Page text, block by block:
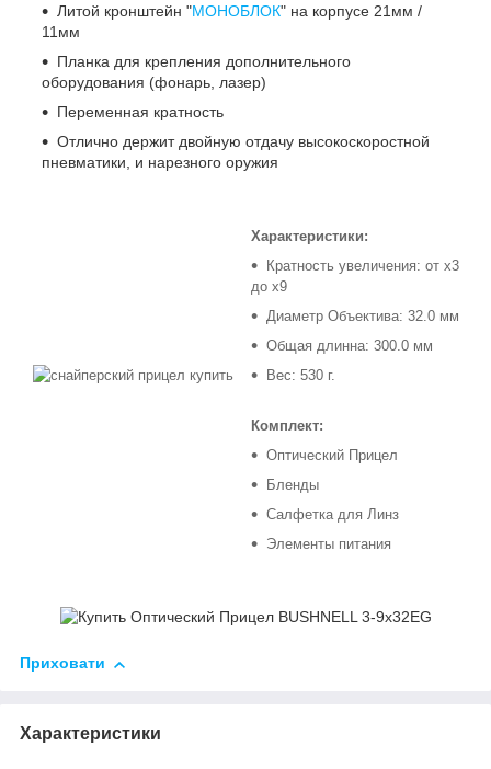
Литой кронштейн "МОНОБЛОК" на корпусе 21мм /
11мм
Планка для крепления дополнительного
оборудования (фонарь, лазер)
Переменная кратность
Отлично держит двойную отдачу высокоскоростной
пневматики, и нарезного оружия
Характеристики:
Кратность увеличения: от x3
до x9
Диаметр Объектива: 32.0 мм
Общая длинна: 300.0 мм
Вес: 530 г.
Комплект:
Оптический Прицел
Бленды
Салфетка для Линз
Элементы питания
Приховати
Характеристики